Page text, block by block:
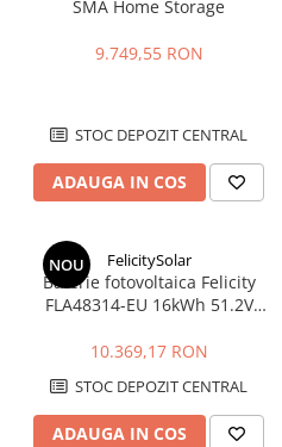
SMA Home Storage
9.749,55 RON
STOC DEPOZIT CENTRAL
ADAUGA IN COS
NOU FelicitySolar
Baterie fotovoltaica Felicity
FLA48314-EU 16kWh 51.2V
10.369,17 RON
STOC DEPOZIT CENTRAL
ADAUGA IN COS